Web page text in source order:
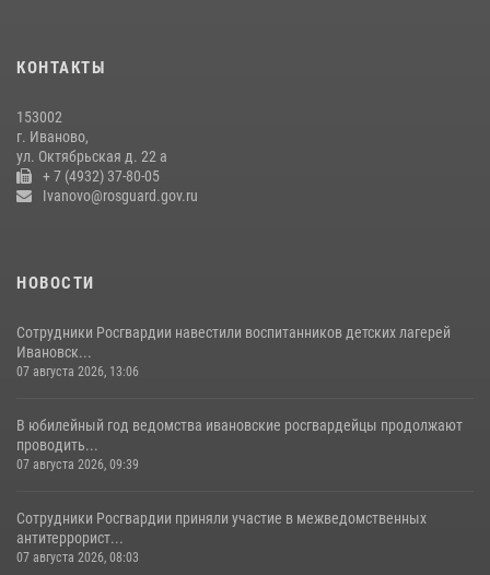
В Иванове росгвардейцы обеспечили безопасность граждан во
«Россия»
20 июля 2026, 09:12 3
КОНТАКТЫ
153002
г. Иваново,
ул. Октябрьская д. 22 а
+ 7 (4932) 37-80-05
Ivanovo@rosguard.gov.ru
НОВОСТИ
Сотрудники Росгвардии навестили воспитанников детских лагерей
Ивановск...
07 августа 2026, 13:06
В юбилейный год ведомства ивановские росгвардейцы продолжают
проводить...
07 августа 2026, 09:39
Сотрудники Росгвардии приняли участие в межведомственных
антитеррорист...
07 августа 2026, 08:03